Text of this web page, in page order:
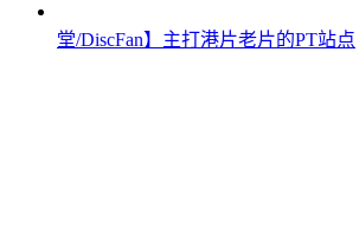
堂/DiscFan】主打港片老片的PT站点